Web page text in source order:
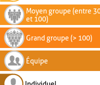
Moyen groupe (entre
et 100)
Grand groupe (> 100)
Équipe